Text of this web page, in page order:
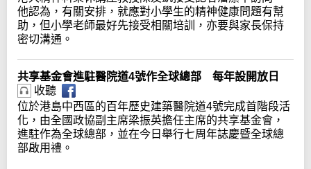
他認為，有關安排，就應對小學生的精神健康問題有幫
助，但小學老師最好先接受相關培訓，亦要與家長保持
密切溝通。
共享基金會進駐醫院道4號作全球總部 每年設開放日
收聽
位於港島中西區的百年歷史建築醫院道4號完成首階段活
化，由全國政協副主席梁振英擔任主席的共享基金會，
進駐作為全球總部，並在今日舉行七周年誌慶暨全球總
部啟用禮。